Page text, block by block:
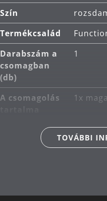
Felhasználás: minden
beleértve az
Anyag: Cromargan®
rozsdamentes acél,
mosogatógépben
és rendkívül karcálló.
Tisztítás:
Szín
Termékcsalád
Darabszám a
csomagban
(db)
1
A csomagolás
1x
18/10
A tűzhely
TOVÁBBI